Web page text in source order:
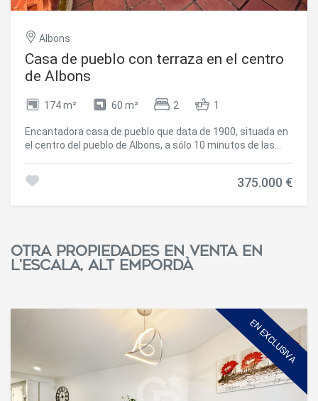
Albons
Casa de pueblo con terraza en el centro
de Albons
174 m² 60 m² 2 1
Encantadora casa de pueblo que data de 1900, situada en
el centro del pueblo de Albons, a sólo 10 minutos de las
inversión de alquiler. Distribuida en tres niveles, dispone de
Francia. Póngase en contacto con nosotros para
concertar una visita y descubrir todo el potencial de esta
375.000 €
Otra propiedades en venta en
L'Escala, Alt Empordà
EN EXCLUSIVA